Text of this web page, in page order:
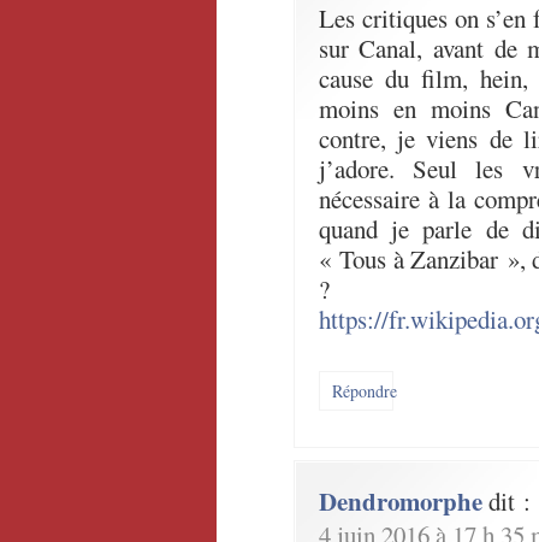
Les critiques on
sur Canal, avant de
cause du film,
moins en moins
contre, je viens de
j’adore. Seul les
nécessaire à la
quand je parle de
« Tous à Zanzibar »,
?
https://
Répondre
Dendromorphedit :
4 juin 2016 à 17 h 35